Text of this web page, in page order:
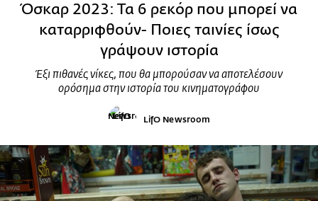
Όσκαρ 2023: Τα 6 ρεκόρ που μπορεί να
καταρριφθούν- Ποιες ταινίες ίσως
γράψουν ιστορία
Έξι πιθανές νίκες, που θα μπορούσαν να αποτελέσουν
ορόσημα στην ιστορία του κινηματογράφου
LifO Newsroom